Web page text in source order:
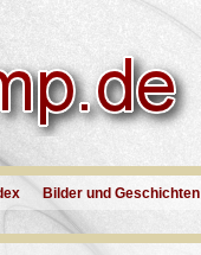
Bilder und Geschichten